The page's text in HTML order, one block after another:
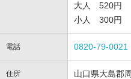
大人 520円
小人 300円
電話 0820-79-0021
住所 山口県大島郡